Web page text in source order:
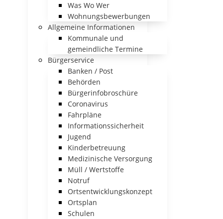
Was Wo Wer
Wohnungsbewerbungen
Allgemeine Informationen
Kommunale und
gemeindliche Termine
Bürgerservice
Banken / Post
Behörden
Bürgerinfobroschüre
Coronavirus
Fahrpläne
Informationssicherheit
Jugend
Kinderbetreuung
Medizinische Versorgung
Müll / Wertstoffe
Notruf
Ortsentwicklungskonzept
Ortsplan
Schulen